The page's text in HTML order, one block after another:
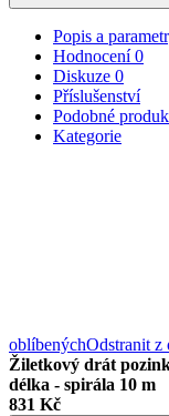
Popis a
Hodnocení0
Diskuze 0
Příslušenství
Podobné
Kategorie
oblíbenýchOdstranit z
Žiletkový drát
délka - spirála 10 m
831 Kč